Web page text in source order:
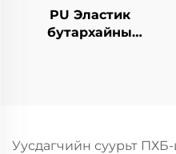
PU Эластик
бутархайны
Уусдагчийн суурьт